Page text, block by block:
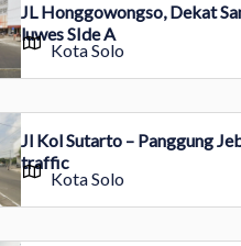
JL Honggowongso, Dekat
luwes SIde A
Kota Solo
Jl Kol Sutarto – Panggung
traffic
Kota Solo